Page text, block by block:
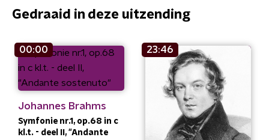
Gedraaid in deze uitzending
00:00
Johannes Brahms
Symfonie nr.1, op.68 in c
kl.t. - deel II, "Andante
23:46